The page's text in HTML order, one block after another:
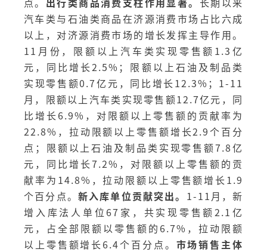
汽车类与石油类商品在济源消费市场占比六成
以上，对济源消费市场的增长发挥主导作用。
11月份，限额以上汽车类实现零售额1.3亿
元，同比增长2.5%；限额以上石油及制品类
实现零售额0.7亿元，同比增长12.3%；1-11
月，限额以上汽车类实现零售额12.7亿元，同
比增长6.9%，对限额以上零售额的贡献率为
22.8%，拉动限额以上零售额增长2.9个百分
点；限额以上石油及制品类实现零售额7.8亿
元，同比增长7.2%，对限额以上零售额的贡
献率为14.8%，拉动限额以上零售额增长1.9
个百分点。 新入库单位贡献突出。 1-11月，新
增入库法人单位67家，共实现零售额2.1亿
元，占全部限额以零售额的6.7%，拉动限额
以上零售额增长6.4个百分点。 市场销售主体